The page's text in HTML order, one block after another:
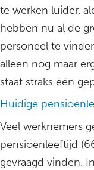
te werken luider,
hebben nu al de
personeel te
alleen nog maar
staat straks één
Huidige
Veel werknemers
pensioenleeftijd
gevraagd vinden.